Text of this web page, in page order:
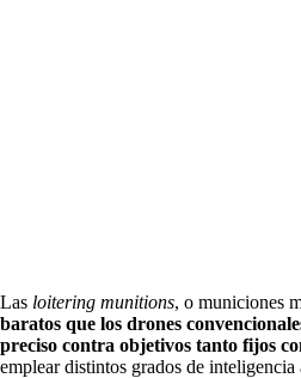
Las loitering munitions, o municiones
baratos que los drones
preciso contra objetivos tanto fijos
emplear distintos grados de